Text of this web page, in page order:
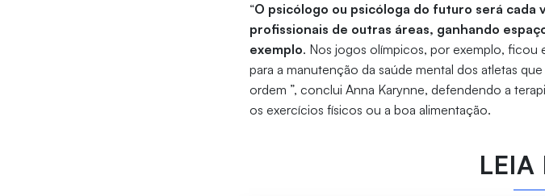
“O psicólogo ou psicóloga do futuro será cada
profissionais de outras áreas, ganhando
exemplo. Nos jogos olímpicos, por exemplo,
para a manutenção da saúde mental dos atletas
ordem ”, conclui Anna Karynne, defendendo a
os exercícios físicos ou a boa alimentação.
LEIA